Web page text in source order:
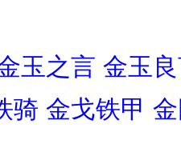
玉之言 金玉
骑 金戈铁甲